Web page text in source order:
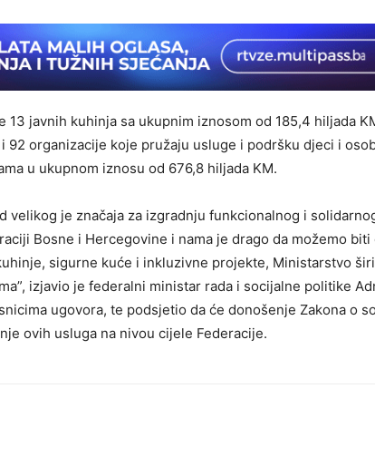
13 javnih kuhinja sa ukupnim iznosom od 185,4 hiljada
92 organizacije koje pružaju usluge i podršku djeci i
u ukupnom iznosu od 676,8 hiljada KM.
velikog je značaja za izgradnju funkcionalnog i
Bosne i Hercegovine i nama je drago da možemo biti
sigurne kuće i inkluzivne projekte, Ministarstvo
izjavio je federalni ministar rada i socijalne politike
ugovora, te podsjetio da će donošenje Zakona o
ovih usluga na nivou cijele Federacije.